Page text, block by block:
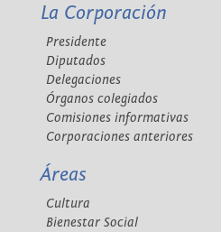
La Corporación
Presidente
Diputados
Delegaciones
Órganos colegiados
Comisiones informativas
Corporaciones anteriores
Áreas
Cultura
Bienestar Social